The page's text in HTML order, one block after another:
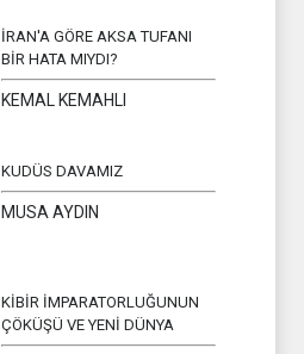
İRAN'A GÖRE AKSA TUFANI
BİR HATA MIYDI?
KEMAL KEMAHLI
KUDÜS DAVAMIZ
MUSA AYDIN
KİBİR İMPARATORLUĞUNUN
ÇÖKÜŞÜ VE YENİ DÜNYA